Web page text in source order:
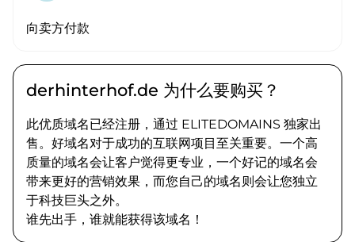
向卖方付款
derhinterhof.de 为什么要购买？
此优质域名已经注册，通过 ELITEDOMAINS 独家出
售。好域名对于成功的互联网项目至关重要。一个高
质量的域名会让客户觉得更专业，一个好记的域名会
带来更好的营销效果，而您自己的域名则会让您独立
于科技巨头之外。
谁先出手，谁就能获得该域名！